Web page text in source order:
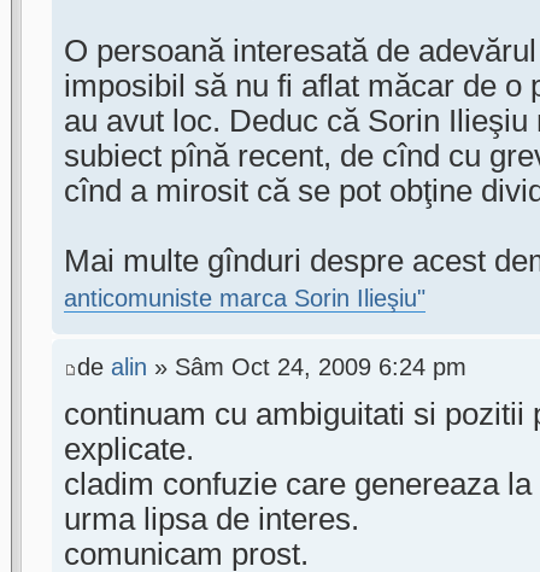
O persoană interesată de
imposibil să nu fi aflat măcar de o
au avut loc. Deduc că Sorin Ilieşiu
subiect pînă recent, de cînd cu
cînd a mirosit că se pot obţine
Mai multe gînduri despre acest
anticomuniste marca Sorin Ilieşiu"
de alin » Sâm Oct 24, 2009 6:24 pm
continuam cu ambiguitati si pozitii
explicate.
cladim confuzie care genereaza
urma lipsa de interes.
comunicam prost.